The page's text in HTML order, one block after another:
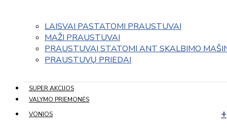
LAISVAI PASTATOMI PRAUSTUVAI
MAŽI PRAUSTUVAI
PRAUSTUVAI STATOMI ANT SKALBIMO
PRAUSTUVŲ PRIEDAI
SUPER AKCIJOS
VALYMO PRIEMONĖS
VONIOS